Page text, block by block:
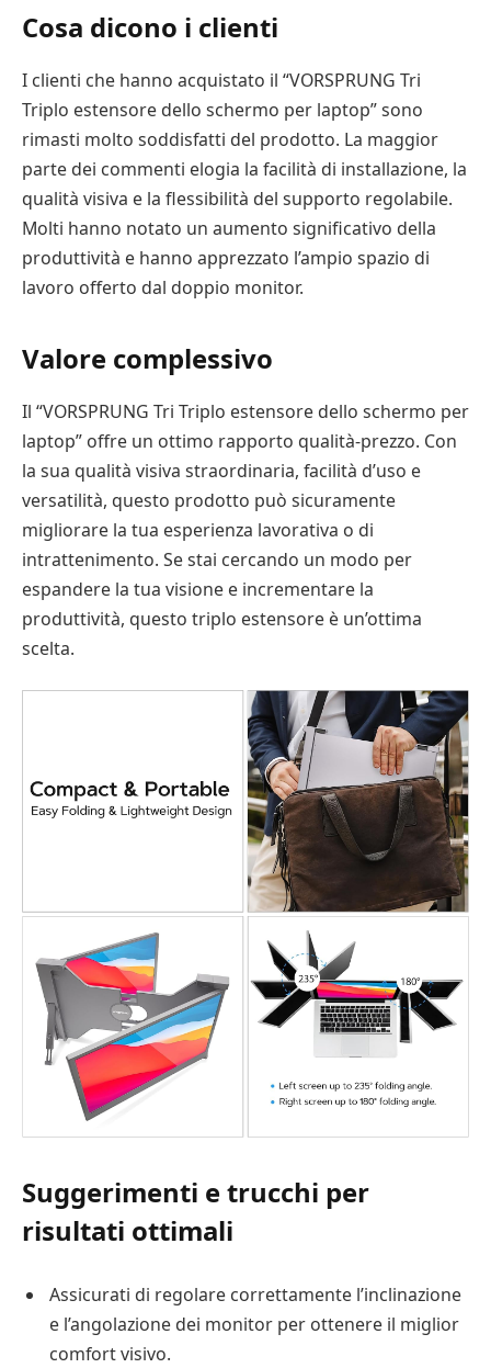
Cosa dicono i clienti
I clienti che hanno acquistato il “VORSPRUNG Tri
Triplo estensore dello schermo per laptop” sono
rimasti molto soddisfatti del prodotto. La maggior
parte dei commenti elogia la facilità di installazione, la
qualità visiva e la flessibilità del supporto regolabile.
Molti hanno notato un aumento significativo della
produttività e hanno apprezzato l’ampio spazio di
lavoro offerto dal doppio monitor.
Valore complessivo
Il “VORSPRUNG Tri Triplo estensore dello schermo per
laptop” offre un ottimo rapporto qualità-prezzo. Con
la sua qualità visiva straordinaria, facilità d’uso e
versatilità, questo prodotto può sicuramente
migliorare la tua esperienza lavorativa o di
intrattenimento. Se stai cercando un modo per
espandere la tua visione e incrementare la
produttività, questo triplo estensore è un’ottima
scelta.
Suggerimenti e trucchi per
risultati ottimali
Assicurati di regolare correttamente l’inclinazione
e l’angolazione dei monitor per ottenere il miglior
comfort visivo.